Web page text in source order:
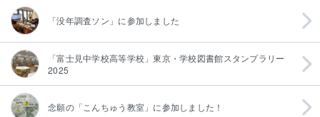
「没年調査ソン」に参加しました
「富士見中学校高等学校」東京・学校図書館スタンプラリー
2025
念願の「こんちゅう教室」に参加しました！